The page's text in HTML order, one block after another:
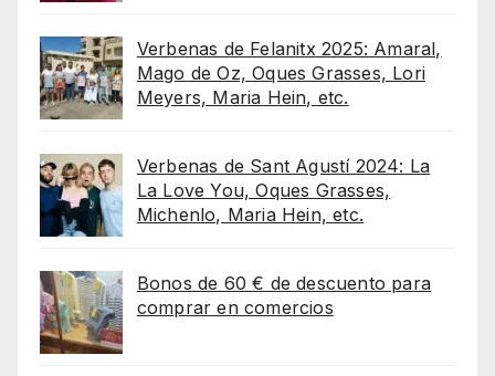
Verbenas de Felanitx 2025: Amaral,
Mago de Oz, Oques Grasses, Lori
Meyers, Maria Hein, etc.
Verbenas de Sant Agustí 2024: La
La Love You, Oques Grasses,
Michenlo, Maria Hein, etc.
Bonos de 60 € de descuento para
comprar en comercios